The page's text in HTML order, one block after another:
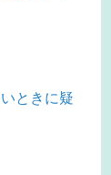
ときに疑